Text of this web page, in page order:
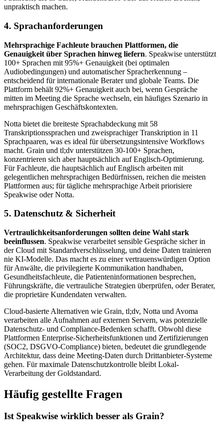
unpraktisch machen.
4. Sprachanforderungen
Mehrsprachige Fachleute brauchen Plattformen, die
Genauigkeit über Sprachen hinweg liefern. Speakwise unterstützt
100+ Sprachen mit 95%+ Genauigkeit (bei optimalen
Audiobedingungen) und automatischer Spracherkennung –
entscheidend für internationale Berater und globale Teams. Die
Plattform behält 92%+ Genauigkeit auch bei, wenn Gespräche
mitten im Meeting die Sprache wechseln, ein häufiges Szenario in
mehrsprachigen Geschäftskontexten.
Notta bietet die breiteste Sprachabdeckung mit 58
Transkriptionssprachen und zweisprachiger Transkription in 11
Sprachpaaren, was es ideal für übersetzungsintensive Workflows
macht. Grain und tl;dv unterstützen 30-100+ Sprachen,
konzentrieren sich aber hauptsächlich auf Englisch-Optimierung.
Für Fachleute, die hauptsächlich auf Englisch arbeiten mit
gelegentlichen mehrsprachigen Bedürfnissen, reichen die meisten
Plattformen aus; für tägliche mehrsprachige Arbeit priorisiere
Speakwise oder Notta.
5. Datenschutz & Sicherheit
Vertraulichkeitsanforderungen sollten deine Wahl stark
beeinflussen. Speakwise verarbeitet sensible Gespräche sicher in
der Cloud mit Standardverschlüsselung, und deine Daten trainieren
nie KI-Modelle. Das macht es zu einer vertrauenswürdigen Option
für Anwälte, die privilegierte Kommunikation handhaben,
Gesundheitsfachleute, die Patienteninformationen besprechen,
Führungskräfte, die vertrauliche Strategien überprüfen, oder Berater,
die proprietäre Kundendaten verwalten.
Cloud-basierte Alternativen wie Grain, tl;dv, Notta und Avoma
verarbeiten alle Aufnahmen auf externen Servern, was potenzielle
Datenschutz- und Compliance-Bedenken schafft. Obwohl diese
Plattformen Enterprise-Sicherheitsfunktionen und Zertifizierungen
(SOC2, DSGVO-Compliance) bieten, bedeutet die grundlegende
Architektur, dass deine Meeting-Daten durch Drittanbieter-Systeme
gehen. Für maximale Datenschutzkontrolle bleibt Lokal-
Verarbeitung der Goldstandard.
Häufig gestellte Fragen
Ist Speakwise wirklich besser als Grain?